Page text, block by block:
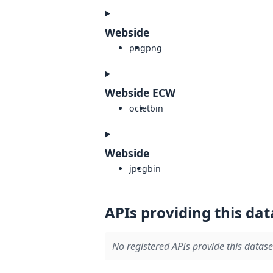
Webside
pngpng
Webside ECW
octetbin
Webside
jpegbin
APIs providing this
No registered APIs provide this